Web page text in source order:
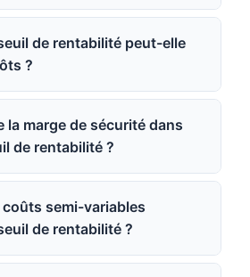
de rentabilité peut-elle
?
la marge de sécurité dans
de rentabilité ?
semi-variables
de rentabilité ?